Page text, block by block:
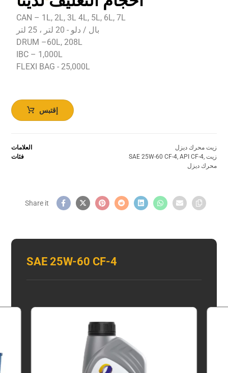
CAN – 1L, 2L, 3L 4L, 5L, 6L, 7L
بال / دلو - 20 لتر ، 25 لتر
DRUM –60L, 208L
IBC – 1,000L
FLEXI BAG - 25,000L
إقتبس
العلامات
زيت محرك ديزل
فئات
SAE 25W-60 CF-4, API CF-4, زيت
محرك ديزل
SAE 25W-60 CF-4